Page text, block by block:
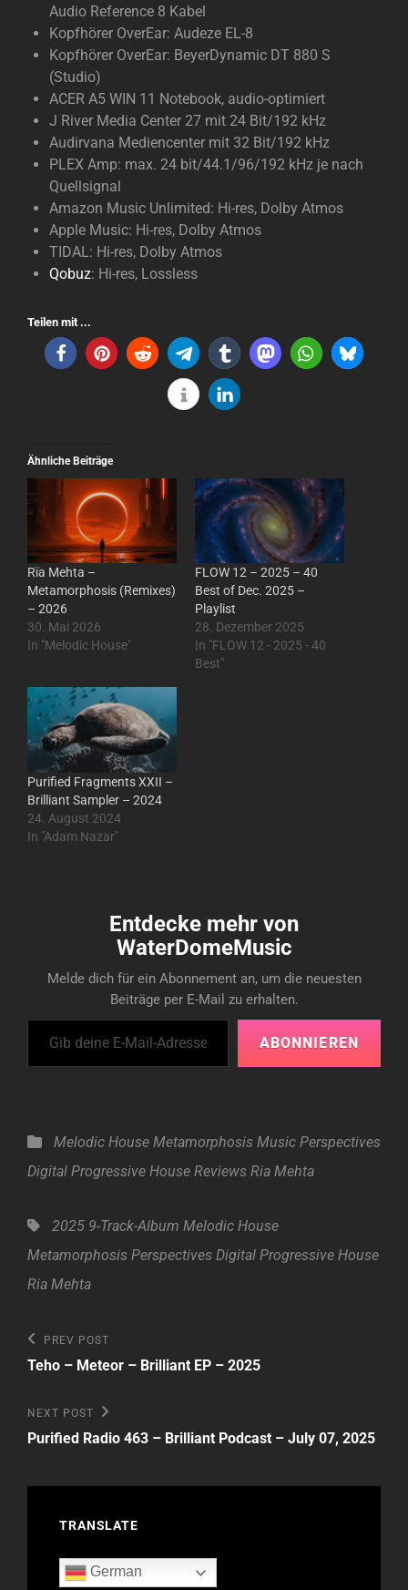
Audio Reference 8 Kabel
Kopfhörer OverEar: Audeze EL-8
Kopfhörer OverEar: BeyerDynamic DT 880 S
(Studio)
ACER A5 WIN 11 Notebook, audio-optimiert
J River Media Center 27 mit 24 Bit/192 kHz
Audirvana Mediencenter mit 32 Bit/192 kHz
PLEX Amp: max. 24 bit/44.1/96/192 kHz je nach
Quellsignal
Amazon Music Unlimited: Hi-res, Dolby Atmos
Apple Music: Hi-res, Dolby Atmos
TIDAL: Hi-res, Dolby Atmos
Qobuz: Hi-res, Lossless
Teilen mit ...
Ähnliche Beiträge
Rïa Mehta –
Metamorphosis (Remixes)
– 2026
30. Mai 2026
In "Melodic House"
FLOW 12 – 2025 – 40
Best of Dec. 2025 –
Playlist
28. Dezember 2025
In "FLOW 12 - 2025 - 40
Best"
Purified Fragments XXII –
Brilliant Sampler – 2024
24. August 2024
In "Adam Nazar"
Entdecke mehr von
WaterDomeMusic
Melde dich für ein Abonnement an, um die neuesten
Beiträge per E-Mail zu erhalten.
Gib deine E-Mail-Adresse ein ...
ABONNIEREN
Categories
Melodic House Metamorphosis Music Perspectives
Digital Progressive House Reviews Ria Mehta
Tags,2025 9-Track-Album Melodic House
Metamorphosis Perspectives Digital Progressive House
Ria Mehta
Beitragsnavigation
Previous
Post
PREV POST
Teho – Meteor – Brilliant EP – 2025
Next
Post
NEXT POST
Purified Radio 463 – Brilliant Podcast – July 07, 2025
TRANSLATE
German